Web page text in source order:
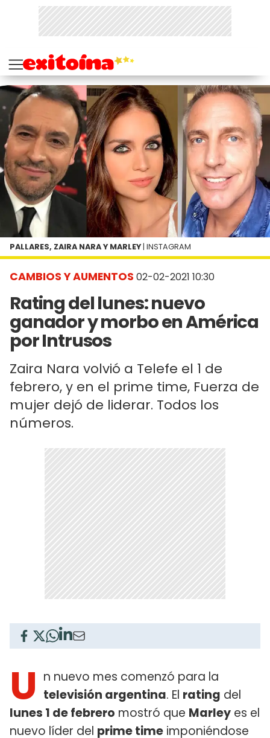
CAMBIOS Y AUMENTOS 02-02-2021 10:30
Rating del lunes: nuevo
ganador y morbo en América
por Intrusos
Zaira Nara volvió a Telefe el 1 de
febrero, y en el prime time, Fuerza de
mujer dejó de liderar. Todos los
números.
PALLARES, ZAIRA NARA Y MARLEY| INSTAGRAM
U n nuevo mes comenzó para la
televisión argentina. El rating del
lunes 1 de febrero mostró que Marley es el
nuevo líder del prime time imponiéndose